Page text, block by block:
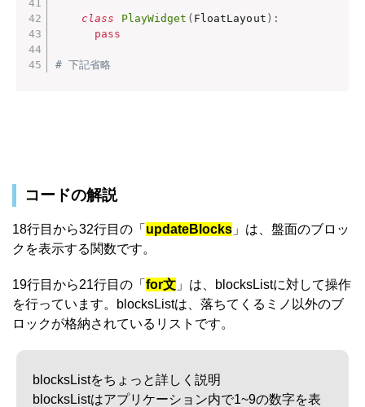
class PlayWidget ( FloatLayout ) :
pass
# 下記省略
コードの解説
18行目から32行目の「 updateBlocks 」は、盤面のブロッ
クを表示する関数です。
19行目から21行目の「 for文 」は、blocksListに対して操作
を行っています。blocksListは、落ちてくるミノ以外のブ
ロックが格納されているリストです。
blocksListをちょっと詳しく説明
blocksListはアプリケーション内で1~9の数字を表